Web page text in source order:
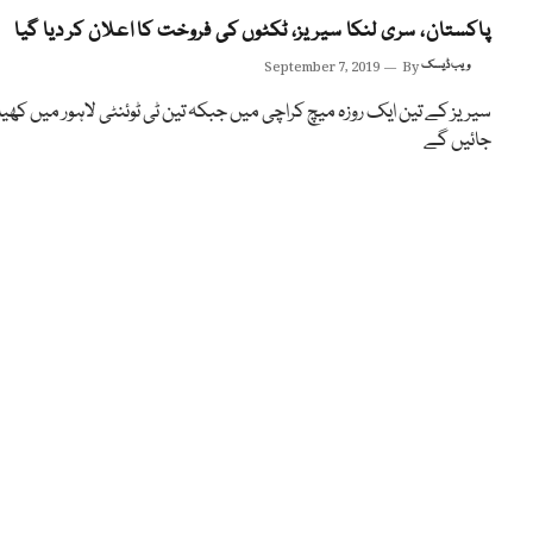
پاکستان، سری لنکا سیریز، ٹکٹوں کی فروخت کا اعلان کر دیا گیا
September 7, 2019 Byویب ڈیسک
سیریز کے تین ایک روزہ میچ کراچی میں جبکہ تین ٹی ٹوئنٹی لاہور میں
جائیں گے